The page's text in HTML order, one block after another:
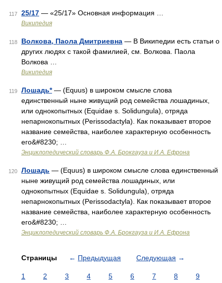
117 25/17 — «25/17» Основная информация …
Википедия
118 Волкова, Паола Дмитриевна — В Википедии есть статьи о
других людях с такой фамилией, см. Волкова. Паола
Волкова …
Википедия
119 Лошадь*— (Equus) в широком смысле слова
единственный ныне живущий род семейства лошадиных,
или однокопытных (Equidae s. Solidungula), отряда
непарнокопытных (Perissodactyla). Как показывает второе
название семейства, наиболее характерную особенность
его&#8230; …
Энциклопедический словарь Ф.А. Брокгауза и И.А. Ефрона
120 Лошадь — (Equus) в широком смысле слова единственный
ныне живущий род семейства лошадиных, или
однокопытных (Equidae s. Solidungula), отряда
непарнокопытных (Perissodactyla). Как показывает второе
название семейства, наиболее характерную особенность
его&#8230; …
Энциклопедический словарь Ф.А. Брокгауза и И.А. Ефрона
Страницы ← Предыдущая Следующая →
1 2 3 4 5 6 7 8
9